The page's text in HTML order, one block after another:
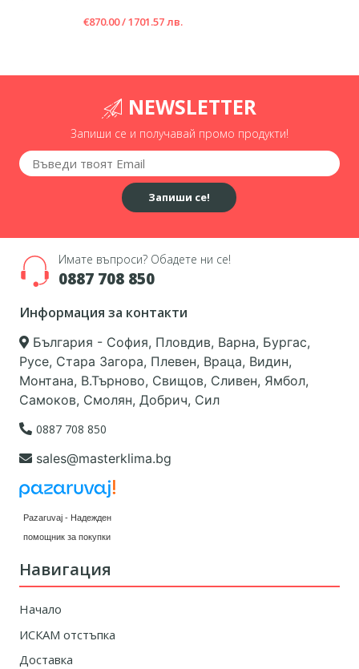
€870.00 / 1701.57 лв.
NEWSLETTER
Запиши се и получавай промо продукти!
Запиши се!
Имате въпроси? Обадете ни се!
0887 708 850
Информация за контакти
България - София, Пловдив, Варна, Бургас,
Русе, Стара Загора, Плевен, Враца, Видин,
Монтана, В.Търново, Свищов, Сливен, Ямбол,
Самоков, Смолян, Добрич, Сил
0887 708 850
sales@masterklima.bg
Pazaruvaj - Надежден
помощник за покупки
Навигация
Начало
ИСКАМ отстъпка
Доставка